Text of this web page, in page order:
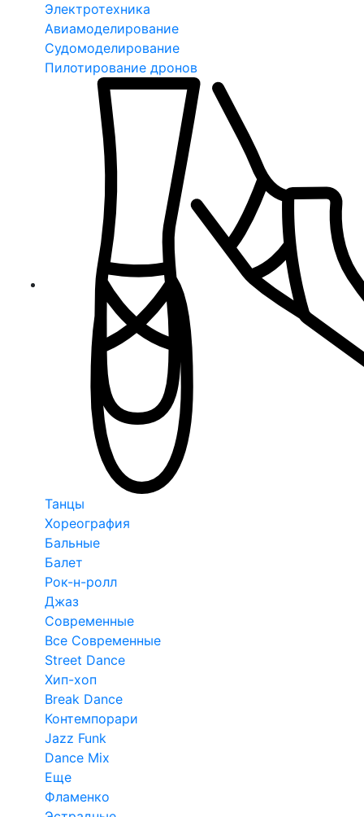
Электротехника
Авиамоделирование
Судомоделирование
Пилотирование дронов
Танцы
Хореография
Бальные
Балет
Рок-н-ролл
Джаз
Современные
Все Современные
Street Dance
Хип-хоп
Break Dance
Контемпорари
Jazz Funk
Dance Mix
Еще
Фламенко